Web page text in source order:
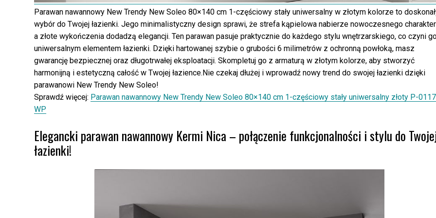
Parawan nawannowy New Trendy New Soleo 80×140 cm 1-częściowy stały uniwersalny w złotym kolorze to
wybór do Twojej łazienki. Jego minimalistyczny design sprawi, że strefa kąpielowa nabierze nowoczesnego
a złote wykończenia dodadzą elegancji. Ten parawan pasuje praktycznie do każdego stylu wnętrzarskiego, co czyni
uniwersalnym elementem łazienki. Dzięki hartowanej szybie o grubości 6 milimetrów z ochronną powłoką, masz
gwarancję bezpiecznej oraz długotrwałej eksploatacji. Skompletuj go z armaturą w złotym kolorze, aby stworzyć
harmonijną i estetyczną całość w Twojej łazience.Nie czekaj dłużej i wprowadź nowy trend do swojej łazienki dzięki
parawanowi New Trendy New Soleo!
Sprawdź więcej: Parawan nawannowy New Trendy New Soleo 80×140 cm 1-częściowy stały uniwersalny złoty P-
WP
Elegancki parawan nawannowy Kermi Nica – połączenie funkcjonalności i stylu do
łazienki!